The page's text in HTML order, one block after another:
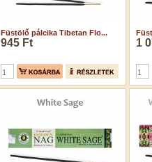
Füstölő pálcika Tibetan Flo...
945 Ft 1